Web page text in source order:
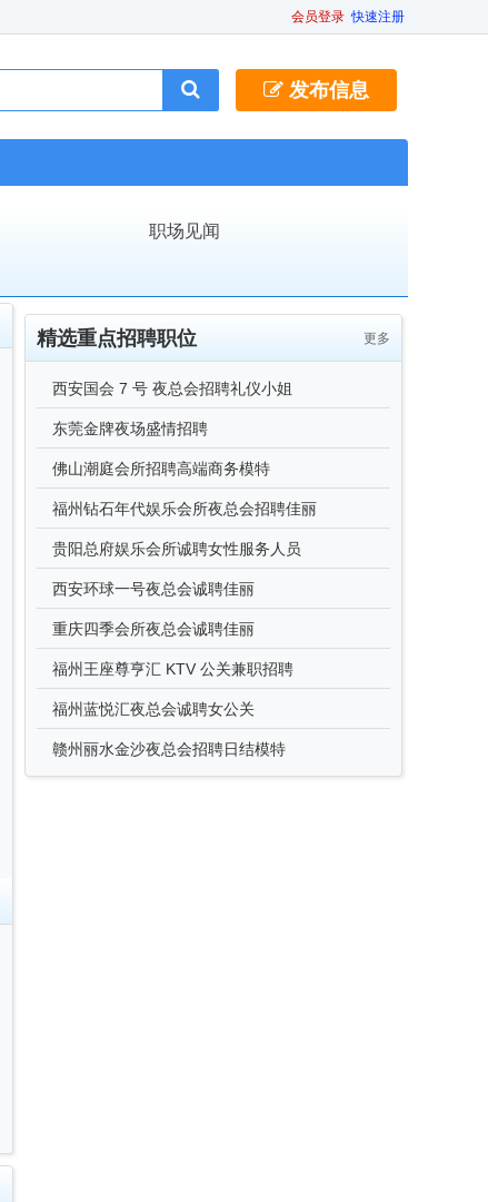
会员登录 快速注册
发布信息
职场见闻
更多
精选重点招聘职位
西安国会 7 号 夜总会招聘礼仪小姐
东莞金牌夜场盛情招聘
佛山潮庭会所招聘高端商务模特
福州钻石年代娱乐会所夜总会招聘佳丽
贵阳总府娱乐会所诚聘女性服务人员
西安环球一号夜总会诚聘佳丽
重庆四季会所夜总会诚聘佳丽
福州王座尊亨汇 KTV 公关兼职招聘
福州蓝悦汇夜总会诚聘女公关
赣州丽水金沙夜总会招聘日结模特